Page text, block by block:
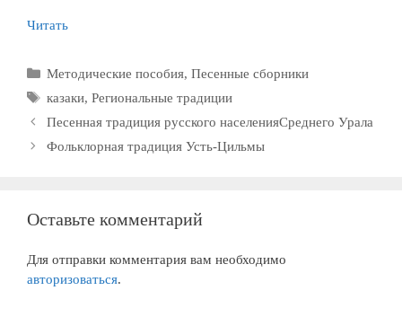
Читать
Рубрики
Методические пособия, Песенные сборники
Метки
казаки, Региональные традиции
Песенная традиция русского населенияСреднего Урала
Фольклорная традиция Усть-Цильмы
Оставьте комментарий
Для отправки комментария вам необходимо
авторизоваться.